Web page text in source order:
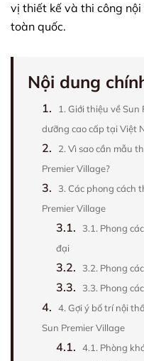
vị thiết kế và thi công
toàn quốc.
Nội dung
1.
1. Giới thiệu về
dưỡng cao cấp tại Việt
2.
2. Vì sao cần mẫu
Premier Village?
3.
3. Các phong cách
Premier Village
3.1.
3.1. Phong
đại
3.2. 3.2. Phong
3.3. 3.3. Phong
4.
4. Gợi ý bố trí nội
Sun Premier Village
4.1.
4.1. Phòng